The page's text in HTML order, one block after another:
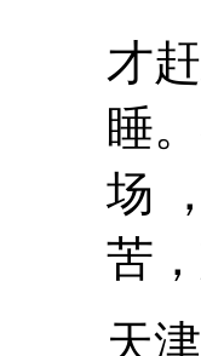
才
睡
场
苦
天津